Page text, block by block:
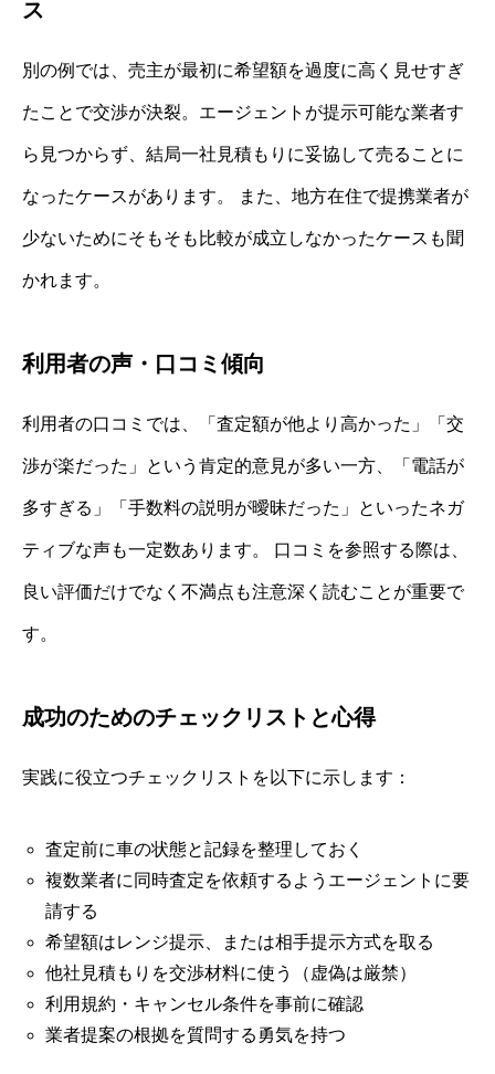
ス
別の例では、売主が最初に希望額を過度に高く見せすぎ
たことで交渉が決裂。エージェントが提示可能な業者す
ら見つからず、結局一社見積もりに妥協して売ることに
なったケースがあります。 また、地方在住で提携業者が
少ないためにそもそも比較が成立しなかったケースも聞
かれます。
利用者の声・口コミ傾向
利用者の口コミでは、「査定額が他より高かった」「交
渉が楽だった」という肯定的意見が多い一方、「電話が
多すぎる」「手数料の説明が曖昧だった」といったネガ
ティブな声も一定数あります。 口コミを参照する際は、
良い評価だけでなく不満点も注意深く読むことが重要で
す。
成功のためのチェックリストと心得
実践に役立つチェックリストを以下に示します：
査定前に車の状態と記録を整理しておく
複数業者に同時査定を依頼するようエージェントに要
請する
希望額はレンジ提示、または相手提示方式を取る
他社見積もりを交渉材料に使う（虚偽は厳禁）
利用規約・キャンセル条件を事前に確認
業者提案の根拠を質問する勇気を持つ